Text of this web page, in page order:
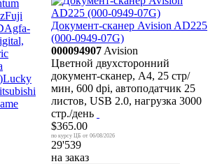
Документ-сканер Avision AD225
(000-0949-07G)
000094907 Avision
Цветной двухсторонний
документ-сканер, А4, 25 стр/
мин, 600 dpi, автоподатчик 25
листов, USB 2.0, нагрузка 3000
стр./день
$365.00
06/08/2026
29'539
на заказ
Fuji
Agfa-
Lucky